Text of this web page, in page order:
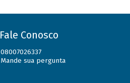
Fale Conosco
08007026337
Mande sua pergunta